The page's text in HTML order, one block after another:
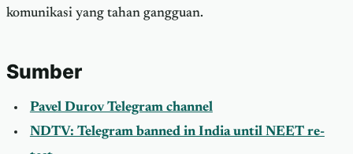
komunikasi yang tahan gangguan.
Sumber
Pavel Durov Telegram channel
NDTV: Telegram banned in India until NEET re-